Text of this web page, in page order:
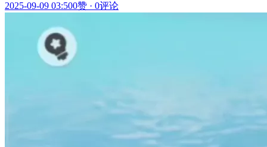
2025-09-09 03:500赞 · 0评论